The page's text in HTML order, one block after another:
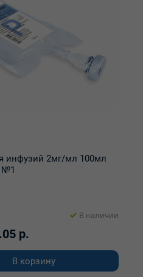
инфузий 2мг/мл 100мл
№1
В наличии
р.
В корзину